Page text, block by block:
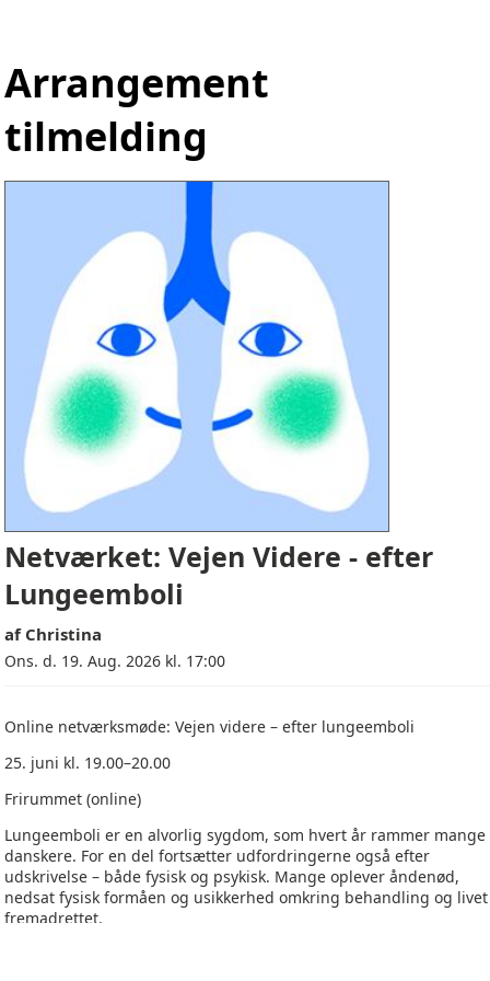
Arrangement
tilmelding
Netværket: Vejen Videre - efter
Lungeemboli
af Christina
Ons. d. 19. Aug. 2026 kl. 17:00
Online netværksmøde: Vejen videre – efter lungeemboli
25. juni kl. 19.00–20.00
Frirummet (online)
Lungeemboli er en alvorlig sygdom, som hvert år rammer mange
danskere. For en del fortsætter udfordringerne også efter
udskrivelse – både fysisk og psykisk. Mange oplever åndenød,
nedsat fysisk formåen og usikkerhed omkring behandling og livet
fremadrettet.